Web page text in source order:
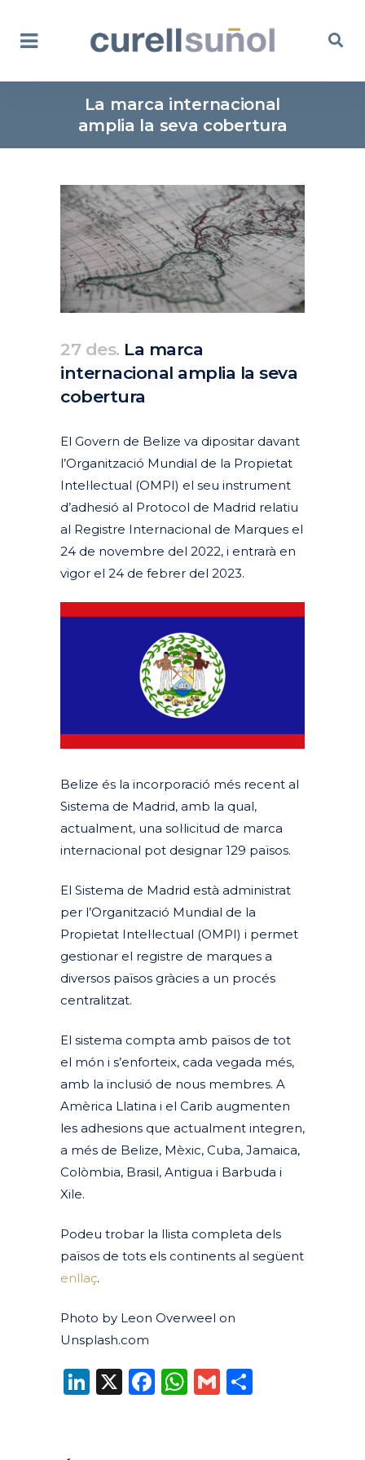
La marca internacional
amplia la seva cobertura
27 des. La marca
internacional amplia la seva
cobertura
El Govern de Belize va dipositar davant
l’Organització Mundial de la Propietat
Intel·lectual (OMPI) el seu instrument
d’adhesió al Protocol de Madrid relatiu
al Registre Internacional de Marques el
24 de novembre del 2022, i entrarà en
vigor el 24 de febrer del 2023.
Belize és la incorporació més recent al
Sistema de Madrid, amb la qual,
actualment, una sol·licitud de marca
internacional pot designar 129 països.
El Sistema de Madrid està administrat
per l’Organització Mundial de la
Propietat Intel·lectual (OMPI) i permet
gestionar el registre de marques a
diversos països gràcies a un procés
centralitzat.
El sistema compta amb països de tot
el món i s’enforteix, cada vegada més,
amb la inclusió de nous membres. A
Amèrica Llatina i el Carib augmenten
les adhesions que actualment integren,
a més de Belize, Mèxic, Cuba, Jamaica,
Colòmbia, Brasil, Antigua i Barbuda i
Xile.
Podeu trobar la llista completa dels
països de tots els continents al següent
enllaç.
Photo by Leon Overweel on
Unsplash.com
LinkedIn
X Facebook
WhatsApp
Gmail